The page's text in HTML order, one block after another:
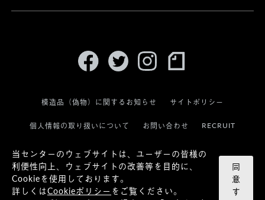
当センターのウェブサイトは、ユーザーの皆様の
利便性向上、ウェブサイトの改善等を目的に、
Cookieを使用しております。
詳しくはCookieポリシー をご覧ください。
同
意
す
模造品（偽物）に関するお知らせ サイトポリシー
個人情報の取り扱いについて お問い合わせ RECRUIT
© KANEKO OPTICAL CO.,LTD.